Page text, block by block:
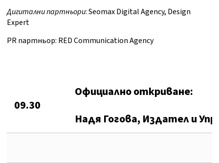
Дигитални партньори: Seomax Digital Agency, Design
Expert
PR партньор: RED Communication Agency
09.30
Официално откриване:
Надя Гогова, Издател и